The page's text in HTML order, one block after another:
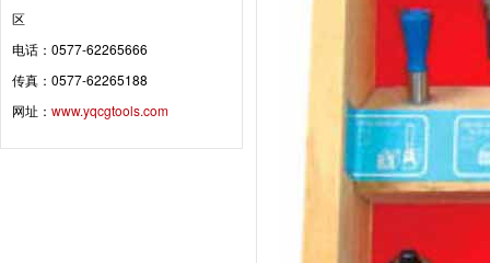
区
电话：0577-62265666
传真：0577-62265188
网址： www.yqcgtools.com